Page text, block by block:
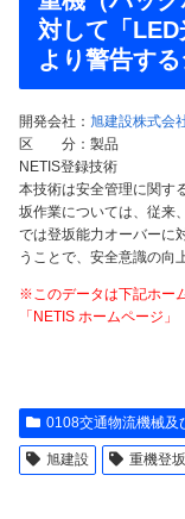
対して「
より警告す
開発会社： 旭建設株式会
区 分：製品
NETIS登録技術
本技術は安全管理に関す
坂作業については、従来
では登坂能力オーバーに
うことで、安全意識の向
※このデータは下記ホー
「NETIS ホームページ
0108交通物流機械及
旭建設 重機登